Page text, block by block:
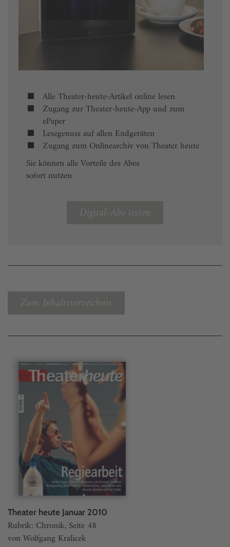
Alle Theater-heute-Artikel online lesen
Zugang zur Theater-heute-App und zum
ePaper
Lesegenuss auf allen Endgeräten
Zugang zum Onlinearchiv von Theater heute
Sie können alle Vorteile des Abos
sofort nutzen
Digital-Abo testen
Zum Inhaltsverzeichnis
Theater heute Januar 2010
Rubrik: Chronik, Seite 48
von Wolfgang Kralicek